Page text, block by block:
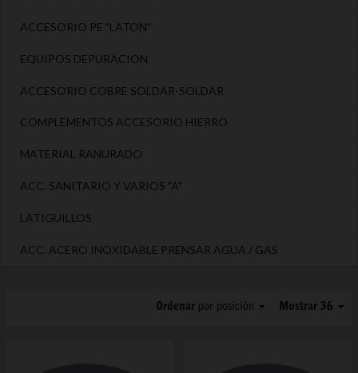
ACCESORIO PE "LATON"
EQUIPOS DEPURACION
ACCESORIO COBRE SOLDAR-SOLDAR
COMPLEMENTOS ACCESORIO HIERRO
MATERIAL RANURADO
ACC. SANITARIO Y VARIOS "A"
LATIGUILLOS
ACC. ACERO INOXIDABLE PRENSAR AGUA / GAS
Mostrar 36
Ordenar por posición